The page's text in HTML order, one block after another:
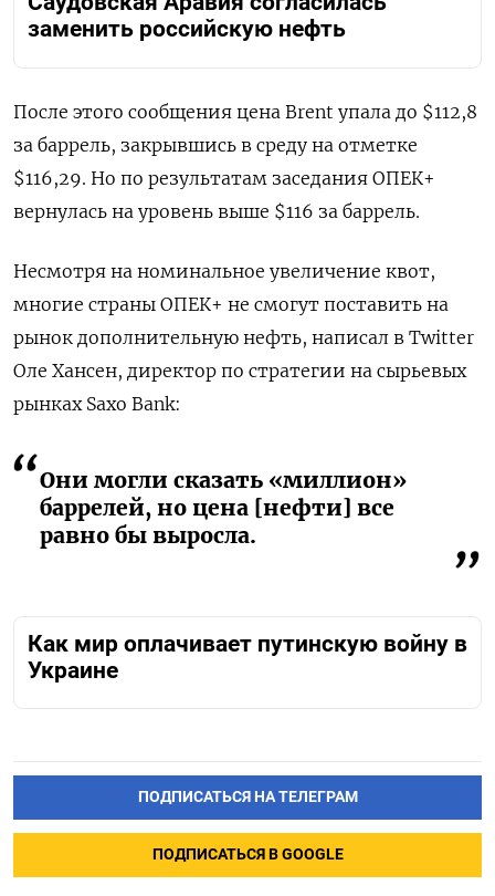
заменить российскую нефть
После этого сообщения цена Brent упала до $112,8
за баррель, закрывшись в среду на отметке
$116,29. Но по результатам заседания ОПЕК+
вернулась на уровень выше $116 за баррель.
Несмотря на номинальное увеличение квот,
многие страны ОПЕК+ не смогут поставить на
рынок дополнительную нефть, написал в Twitter
Оле Хансен, директор по стратегии на сырьевых
рынках Saxo Bank:
Они могли сказать «миллион»
баррелей, но цена [нефти] все
равно бы выросла.
Как мир оплачивает путинскую войну в
Украине
ПОДПИСАТЬСЯ НА ТЕЛЕГРАМ
ПОДПИСАТЬСЯ В GOOGLE